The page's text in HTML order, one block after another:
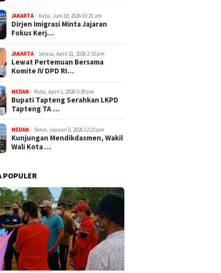
JAKARTA Rabu, Juni 10, 2026 10:21 am
Dirjen Imigrasi Minta Jajaran
Fokus Kerj…
JAKARTA Selasa, April 21, 2026 2:32 pm
Lewat Pertemuan Bersama
Komite IV DPD RI…
MEDAN Rabu, April 1, 2026 5:39 pm
Bupati Tapteng Serahkan LKPD
Tapteng TA …
MEDAN Senin, Januari 5, 2026 12:23 pm
Kunjungan Mendikdasmen, Wakil
Wali Kota …
POPULER